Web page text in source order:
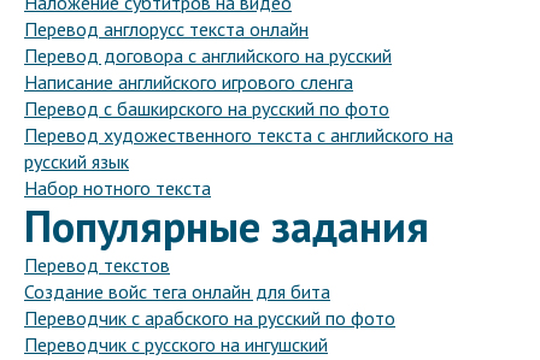
Перевод англорусс текста онлайн
Перевод договора с английского на русский
Написание английского игрового сленга
Перевод с башкирского на русский по фото
Перевод художественного текста с английского на
русский язык
Набор нотного текста
Популярные задания
Перевод текстов
Создание войс тега онлайн для бита
Переводчик с арабского на русский по фото
Переводчик с русского на ингушский